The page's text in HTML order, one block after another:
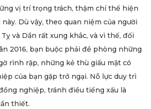
vị trí trọng trách, thậm chí thể hiện
Dù vậy, theo quan niệm của người
và Dần rất xung khắc, và vì thế, đối
2016, bạn buộc phải đề phòng những
rình rập, những kẻ thù giấu mặt có
của bạn gặp trở ngại. Nỗ lực duy trì
nghiệp, tránh điều tiếng xấu là
thiết.